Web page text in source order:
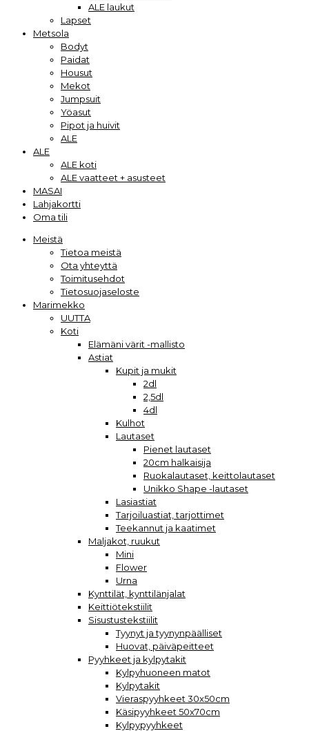
ALE laukut
Lapset
Metsola
Bodyt
Paidat
Housut
Mekot
Jumpsuit
Yöasut
Pipot ja huivit
ALE
ALE
ALE koti
ALE vaatteet + asusteet
MASAI
Lahjakortti
Oma tili
Meistä
Tietoa meistä
Ota yhteyttä
Toimitusehdot
Tietosuojaseloste
Marimekko
UUTTA
Koti
Elämäni värit -mallisto
Astiat
Kupit ja mukit
2dl
2,5dl
4dl
Kulhot
Lautaset
Pienet lautaset
20cm halkaisija
Ruokalautaset, keittolautaset
Unikko Shape -lautaset
Lasiastiat
Tarjoiluastiat, tarjottimet
Teekannut ja kaatimet
Maljakot, ruukut
Mini
Flower
Urna
Kynttilät, kynttilänjalat
Keittiötekstiilit
Sisustustekstiilit
Tyynyt ja tyynynpäälliset
Huovat, päiväpeitteet
Pyyhkeet ja kylpytakit
Kylpyhuoneen matot
Kylpytakit
Vieraspyyhkeet 30x50cm
Käsipyyhkeet 50x70cm
Kylpypyyhkeet